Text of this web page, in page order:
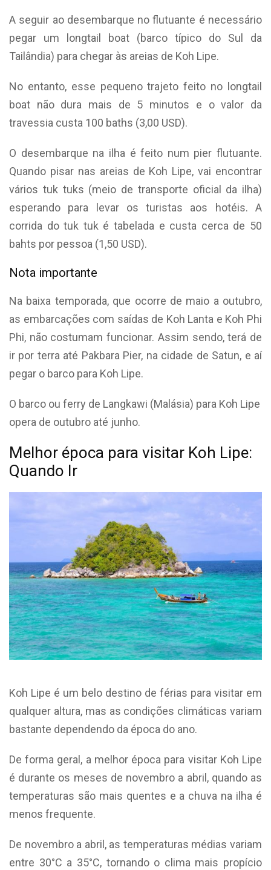
A seguir ao desembarque no flutuante é necessário
pegar um longtail boat (barco típico do Sul da
Tailândia) para chegar às areias de Koh Lipe.
No entanto, esse pequeno trajeto feito no longtail
boat não dura mais de 5 minutos e o valor da
travessia custa 100 baths (3,00 USD).
O desembarque na ilha é feito num pier flutuante.
Quando pisar nas areias de Koh Lipe, vai encontrar
vários tuk tuks (meio de transporte oficial da ilha)
esperando para levar os turistas aos hotéis. A
corrida do tuk tuk é tabelada e custa cerca de 50
bahts por pessoa (1,50 USD).
Nota importante
Na baixa temporada, que ocorre de maio a outubro,
as embarcações com saídas de Koh Lanta e Koh Phi
Phi, não costumam funcionar. Assim sendo, terá de
ir por terra até Pakbara Pier, na cidade de Satun, e aí
pegar o barco para Koh Lipe.
O barco ou ferry de Langkawi (Malásia) para Koh Lipe
opera de outubro até junho.
Melhor época para visitar Koh Lipe:
Quando Ir
Koh Lipe é um belo destino de férias para visitar em
qualquer altura, mas as condições climáticas variam
bastante dependendo da época do ano.
De forma geral, a melhor época para visitar Koh Lipe
é durante os meses de novembro a abril, quando as
temperaturas são mais quentes e a chuva na ilha é
menos frequente.
De novembro a abril, as temperaturas médias variam
entre 30°C a 35°C, tornando o clima mais propício